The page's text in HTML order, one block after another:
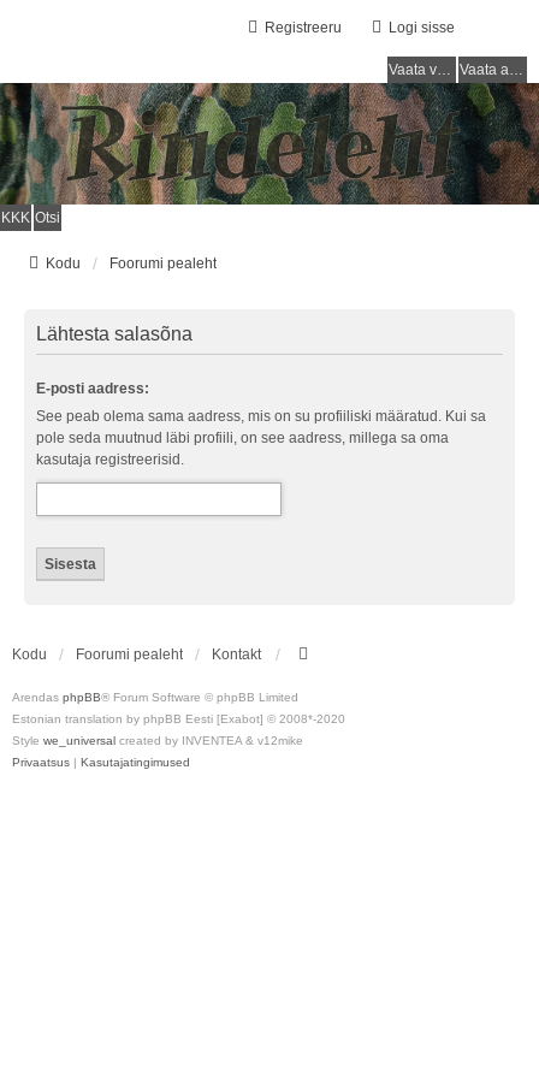
Logi sisse
Registreeru
Vaata vastamata teemasi Vaata aktiivseid teemasid
KKK Otsi
Kodu Foorumi pealeht
Lähtesta salasõna
E-posti aadress:
See peab olema sama aadress, mis on su profiiliski määratud. Kui sa
pole seda muutnud läbi profiili, on see aadress, millega sa oma
kasutaja registreerisid.
Kodu Foorumi pealeht Kontakt
Arendas phpBB® Forum Software © phpBB Limited
Estonian translation by phpBB Eesti [Exabot] © 2008*-2020
Style we_universal created by INVENTEA & v12mike
Privaatsus | Kasutajatingimused